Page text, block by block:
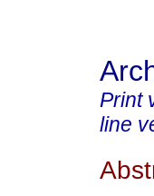
Print
line